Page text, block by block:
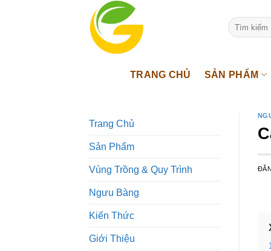
Tìm
kiếm:
TRANG CHỦ SẢN PHẨM
Trang Chủ
Sản Phẩm
Vùng Trồng & Quy Trình
Ngưu Bàng
Kiến Thức
Giới Thiệu